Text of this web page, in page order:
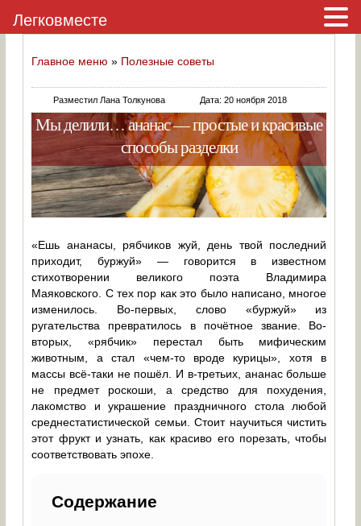
Главное меню » Полезные советы
Разместил Лана Толкунова Дата: 20 ноября 2018
Мы делили… ананас — простые и красивые
способы разделки
«Ешь ананасы, рябчиков жуй, день твой последний
приходит, буржуй» — говорится в известном
стихотворении великого поэта Владимира
Маяковского. С тех пор как это было написано, многое
изменилось. Во-первых, слово «буржуй» из
ругательства превратилось в почётное звание. Во-
вторых, «рябчик» перестал быть мифическим
животным, а стал «чем-то вроде курицы», хотя в
массы всё-таки не пошёл. И в-третьих, ананас больше
не предмет роскоши, а средство для похудения,
лакомство и украшение праздничного стола любой
среднестатистической семьи. Стоит научиться чистить
этот фрукт и узнать, как красиво его порезать, чтобы
соответствовать эпохе.
Содержание
Легковместе